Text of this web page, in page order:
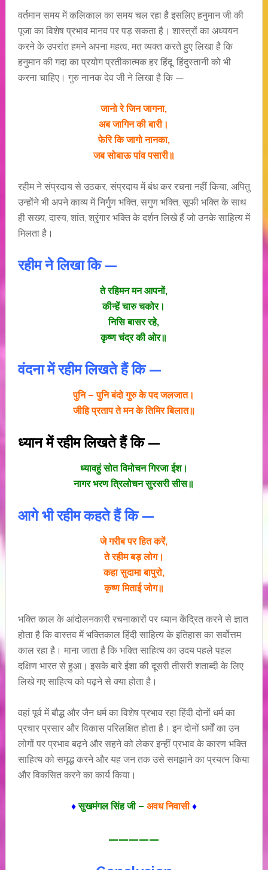
वर्तमान समय में कलिकाल का समय चल रहा है इसलिए हनुमान जी की
पूजा का विशेष प्रभाव मानव पर पड़ सकता है। शास्त्रों का अध्ययन
करने के उपरांत हमने अपना महत्व, मत व्यक्त करते हुए लिखा है कि
हनुमान की गदा का प्रयोग प्रतीकात्मक हर हिंदू, हिंदुस्तानी को भी
करना चाहिए। गुरु नानक देव जी ने लिखा है कि —
जानो रे जिन जागना,
अब जागिन की बारी।
फेरि कि जागो नानका,
जब सोबाऊ पांव पसारी॥
रहीम ने संप्रदाय से उठकर, संप्रदाय में बंध कर रचना नहीं किया, अपितु
उन्होंने भी अपने काव्य में निर्गुण भक्ति, सगुण भक्ति, सूफी भक्ति के साथ
ही सख्य, दास्य, शांत, श्रृंगार भक्ति के दर्शन लिखे हैं जो उनके साहित्य में
मिलता है।
रहीम ने लिखा कि —
ते रहिमन मन आपनों,
कीन्हें चारु चकोर।
निसि बासर रहे,
कृष्ण चंद्र की ओर॥
वंदना में रहीम लिखते हैं कि —
पुनि – पुनि बंदो गुरु के पद जलजात।
जीहि प्रताप ते मन के तिमिर बिलात॥
ध्यान में रहीम लिखते हैं कि —
ध्यावहुं सोत विमोचन गिरजा ईश।
नागर भरण त्रिलोचन सुरसरी सीस॥
आगे भी रहीम कहते हैं कि —
जे गरीब पर हित करें,
ते रहीम बड़ लोग।
कहा सुदामा बापुरो,
कृष्ण मिताई जोग॥
भक्ति काल के आंदोलनकारी रचनाकारों पर ध्यान केंद्रित करने से ज्ञात
होता है कि वास्तव में भक्तिकाल हिंदी साहित्य के इतिहास का सर्वोत्तम
काल रहा है। माना जाता है कि भक्ति साहित्य का उदय पहले पहल
दक्षिण भारत से हुआ। इसके बारे ईशा की दूसरी तीसरी शताब्दी के लिए
लिखे गए साहित्य को पढ़ने से क्या होता है।
वहां पूर्व में बौद्ध और जैन धर्म का विशेष प्रभाव रहा हिंदी दोनों धर्म का
प्रचार प्रसार और विकास परिलक्षित होता है। इन दोनों धर्मों का उन
लोगों पर प्रभाव बढ़ने और सहने को लेकर इन्हीं प्रभाव के कारण भक्ति
साहित्य को समृद्ध करने और यह जन तक उसे समझाने का प्रयत्न किया
और विकसित करने का कार्य किया।
♦सुखमंगल सिंह जी – अवध निवासी ♦
—————